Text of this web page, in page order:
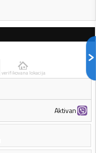
verifikovana lokacija
Aktivan